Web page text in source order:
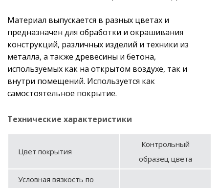
Материал выпускается в разных цветах и
предназначен для обработки и окрашивания
конструкций, различных изделий и техники из
металла, а также древесины и бетона,
используемых как на открытом воздухе, так и
внутри помещений. Используется как
самостоятельное покрытие.
Технические характеристики
Цвет покрытия
Контрольный
образец цвета
Условная вязкость по